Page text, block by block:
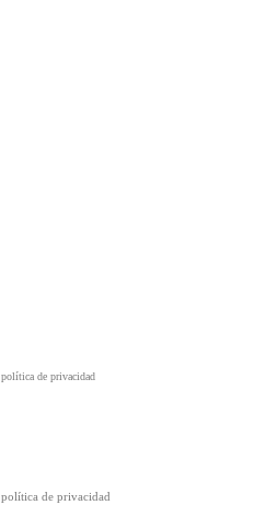
política de privacidad
política de privacidad